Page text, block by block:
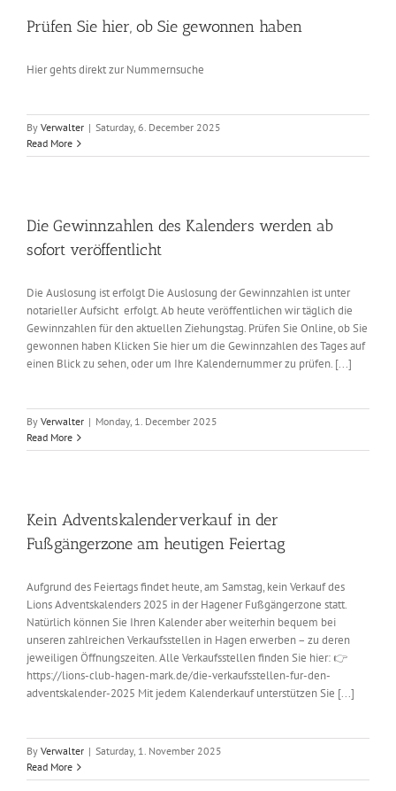
Prüfen Sie hier, ob Sie gewonnen haben
Hier gehts direkt zur Nummernsuche
By Verwalter | Saturday, 6. December 2025
Read More
Die Gewinnzahlen des Kalenders werden ab
sofort veröffentlicht
Die Auslosung ist erfolgt Die Auslosung der Gewinnzahlen ist unter
notarieller Aufsicht erfolgt. Ab heute veröffentlichen wir täglich die
Gewinnzahlen für den aktuellen Ziehungstag. Prüfen Sie Online, ob Sie
gewonnen haben Klicken Sie hier um die Gewinnzahlen des Tages auf
einen Blick zu sehen, oder um Ihre Kalendernummer zu prüfen. [...]
By Verwalter | Monday, 1. December 2025
Read More
Kein Adventskalenderverkauf in der
Fußgängerzone am heutigen Feiertag
Aufgrund des Feiertags findet heute, am Samstag, kein Verkauf des
Lions Adventskalenders 2025 in der Hagener Fußgängerzone statt.
Natürlich können Sie Ihren Kalender aber weiterhin bequem bei
unseren zahlreichen Verkaufsstellen in Hagen erwerben – zu deren
jeweiligen Öffnungszeiten. Alle Verkaufsstellen finden Sie hier: 👉
https://lions-club-hagen-mark.de/die-verkaufsstellen-fur-den-
adventskalender-2025 Mit jedem Kalenderkauf unterstützen Sie [...]
By Verwalter | Saturday, 1. November 2025
Read More